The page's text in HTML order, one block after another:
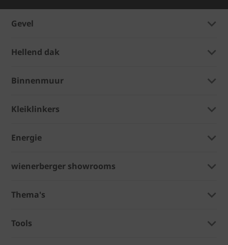
Gevel
Hellend dak
Binnenmuur
Kleiklinkers
Energie
wienerberger showrooms
Thema's
Tools